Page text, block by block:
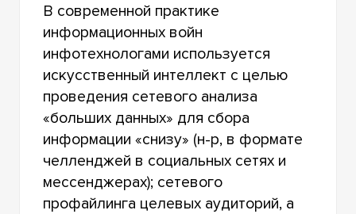
В современной практике
информационных войн
инфотехнологами используется
искусственный интеллект с целью
проведения сетевого анализа
«больших данных» для сбора
информации «снизу» (н-р, в формате
челленджей в социальных сетях и
мессенджерах); сетевого
профайлинга целевых аудиторий, а